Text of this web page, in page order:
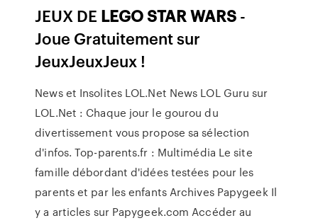
JEUX DE LEGOSTARWARS -
Joue Gratuitement sur
JeuxJeuxJeux !
News et Insolites LOL.Net News LOL Guru sur
LOL.Net : Chaque jour le gourou du
divertissement vous propose sa sélection
d'infos.Top-parents.fr : Multimédia Le site
famille débordant d'idées testées pour les
parents et par les enfantsArchives PapygeekIl
y a articles sur Papygeek.com Accéder au